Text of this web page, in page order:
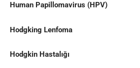
Human Papillomavirus (HPV)
Hodgking Lenfoma
Hodgkin Hastalığı